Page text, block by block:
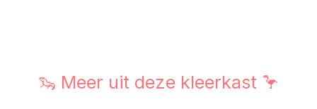
🦦 Meer uit deze kleerkast 🦩